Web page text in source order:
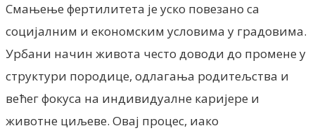
Смањење фертилитета је уско повезано са
социјалним и економским условима у градовима.
Урбани начин живота често доводи до промене у
структури породице, одлагања родитељства и
већег фокуса на индивидуалне каријере и
животне циљеве. Овај процес, иако